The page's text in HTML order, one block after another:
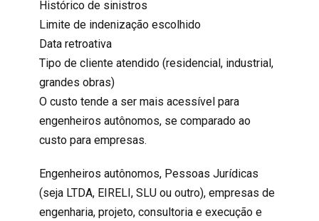
Histórico de sinistros
Limite de indenização escolhido
Data retroativa
Tipo de cliente atendido (residencial, industrial,
grandes obras)
O custo tende a ser mais acessível para
engenheiros autônomos, se comparado ao
custo para empresas.
Engenheiros autônomos, Pessoas Jurídicas
(seja LTDA, EIRELI, SLU ou outro), empresas de
engenharia, projeto, consultoria e execução e